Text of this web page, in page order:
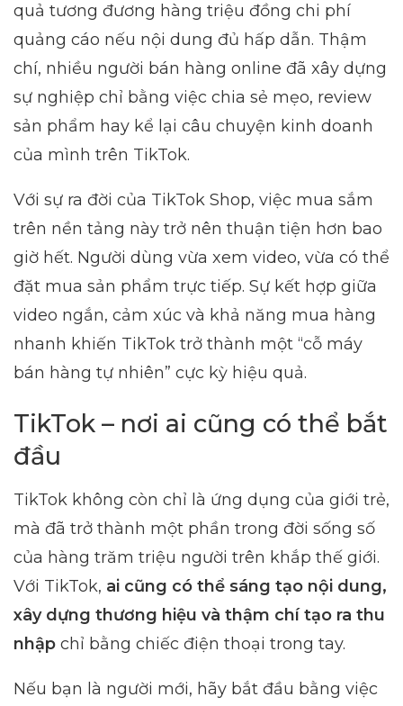
quả tương đương hàng triệu đồng chi phí
quảng cáo nếu nội dung đủ hấp dẫn. Thậm
chí, nhiều người bán hàng online đã xây dựng
sự nghiệp chỉ bằng việc chia sẻ mẹo, review
sản phẩm hay kể lại câu chuyện kinh doanh
của mình trên TikTok.
Với sự ra đời của TikTok Shop, việc mua sắm
trên nền tảng này trở nên thuận tiện hơn bao
giờ hết. Người dùng vừa xem video, vừa có thể
đặt mua sản phẩm trực tiếp. Sự kết hợp giữa
video ngắn, cảm xúc và khả năng mua hàng
nhanh khiến TikTok trở thành một “cỗ máy
bán hàng tự nhiên” cực kỳ hiệu quả.
TikTok – nơi ai cũng có thể bắt
đầu
TikTok không còn chỉ là ứng dụng của giới trẻ,
mà đã trở thành một phần trong đời sống số
của hàng trăm triệu người trên khắp thế giới.
Với TikTok, ai cũng có thể sáng tạo nội dung,
xây dựng thương hiệu và thậm chí tạo ra thu
nhập chỉ bằng chiếc điện thoại trong tay.
Nếu bạn là người mới, hãy bắt đầu bằng việc